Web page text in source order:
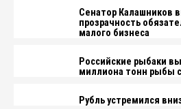
Сенатор Калашников
прозрачность
малого бизнеса
Российские рыбаки
миллиона тонн рыбы
Рубль устремился